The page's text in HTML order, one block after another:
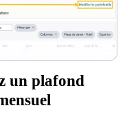
un plafond